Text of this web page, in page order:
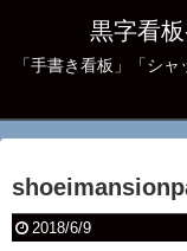
黒字看
「手書き看板」「シ
2018/6/9